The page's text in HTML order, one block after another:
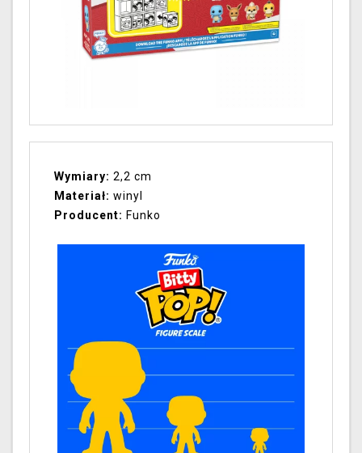
Wymiary: 2,2 cm
Materiał: winyl
Producent: Funko